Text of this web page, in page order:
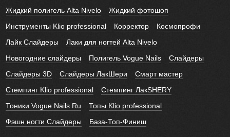
Жидкий полигель Alta Nivelo
Жидкий фотошоп
Инструменты Klio professional
Корректор
Космопрофи
Лайк Слайдеры
Лаки для ногтей Alta Nivelo
Новогодние слайдеры
Полигель Vogue Nails
Слайдеры
Слайдеры 3D
Слайдеры ЛакШери
Смарт мастер
Стемпинг Klio professional
Стемпинг ЛакSHERY
Тоники Vogue Nails Ru
Топы Klio professional
Фэшн ногти Слайдеры
База-Топ-Финиш